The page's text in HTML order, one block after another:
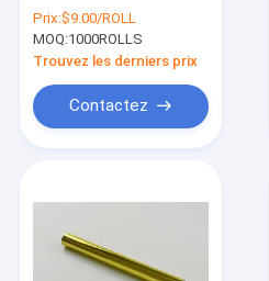
pour B2B
Prix:$9.00/ROLL
MOQ:1000ROLLS
Trouvez les derniers prix
Contactez